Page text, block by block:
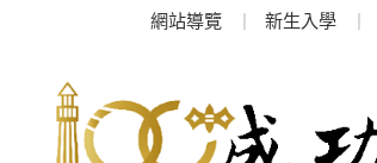
網站導覽 新生入學